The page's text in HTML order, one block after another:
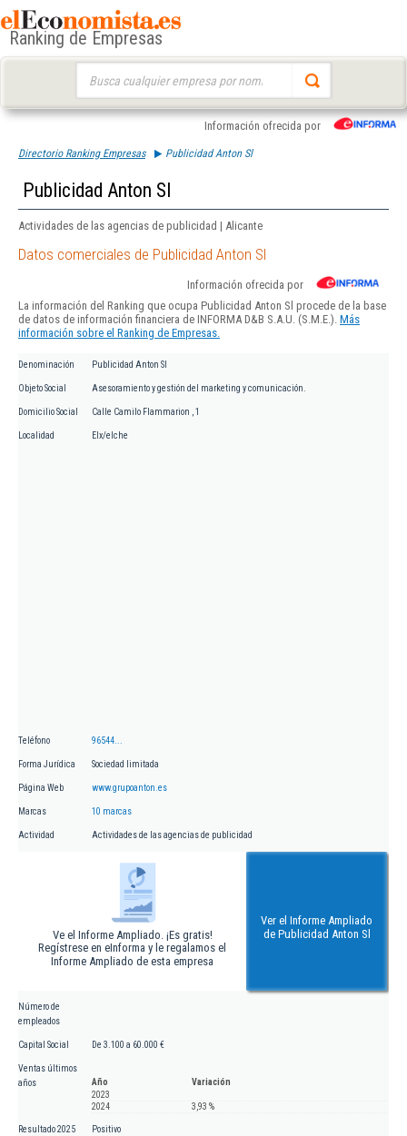
Ranking de Empresas
Información ofrecida por
Directorio Ranking Empresas Publicidad Anton Sl
Publicidad Anton Sl
Actividades de las agencias de publicidad | Alicante
Datos comerciales de Publicidad Anton Sl
Información ofrecida por
La información del Ranking que ocupa Publicidad Anton Sl procede de la base
de datos de información financiera de INFORMA D&B S.A.U. (S.M.E.). Más
información sobre el Ranking de Empresas.
Denominación Publicidad Anton Sl
Objeto Social Asesoramiento y gestión del marketing y comunicación.
Domicilio Social Calle Camilo Flammarion , 1
Localidad Elx/elche
Teléfono 96544...
Forma Jurídica Sociedad limitada
Página Web www.grupoanton.es
Marcas 10 marcas
Actividad Actividades de las agencias de publicidad
Ve el Informe Ampliado. ¡Es gratis!
Regístrese en eInforma y le regalamos el
Informe Ampliado de esta empresa
Ver el Informe Ampliado
de Publicidad Anton Sl
Número de
empleados
Capital Social De 3.100 a 60.000 €
Ventas últimos
años
Año
Variación
2023
2024
3,93 %
Resultado 2025 Positivo